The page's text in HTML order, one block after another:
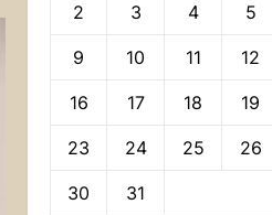
2 3 4 5
9 10 11 12
16 17 18 19
23 24 25 26
30
31